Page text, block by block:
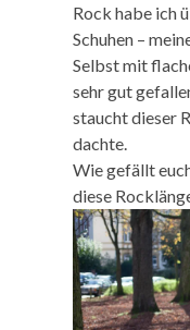
Rock habe ich
Schuhen –
Selbst mit
sehr gut
staucht dieser
dachte.
Wie gefällt
diese